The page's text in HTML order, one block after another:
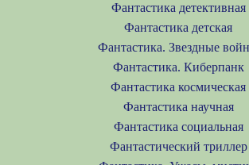
Фантастика детективная
Фантастика детская
Фантастика. Звездные
Фантастика. Киберпанк
Фантастика космическая
Фантастика научная
Фантастика социальная
Фантастический триллер